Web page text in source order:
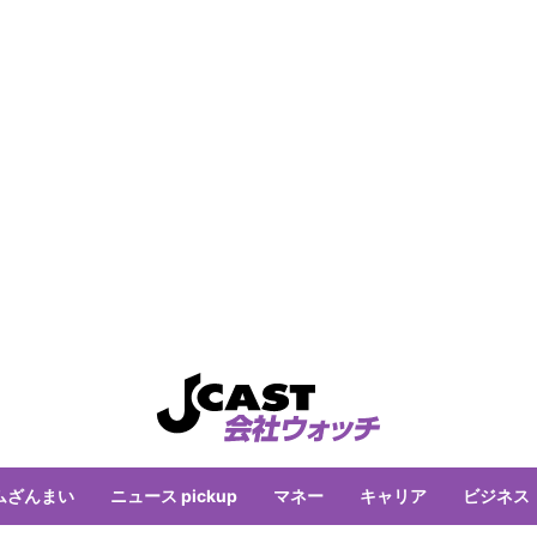
ざんまい ニュース pickup マネー キャリア ビジネス